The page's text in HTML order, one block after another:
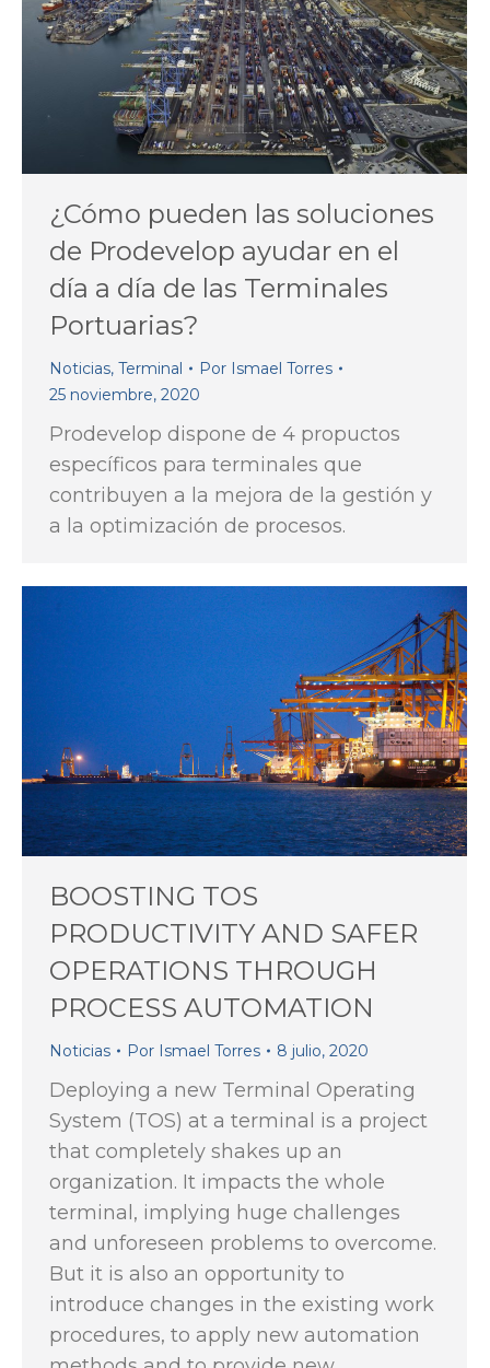
¿Cómo pueden las soluciones
de Prodevelop ayudar en el
día a día de las Terminales
Portuarias?
Noticias, Terminal Por Ismael Torres
25 noviembre, 2020
Prodevelop dispone de 4 propuctos
específicos para terminales que
contribuyen a la mejora de la gestión y
a la optimización de procesos.
BOOSTING TOS
PRODUCTIVITY AND SAFER
OPERATIONS THROUGH
PROCESS AUTOMATION
Noticias Por Ismael Torres 8 julio, 2020
Deploying a new Terminal Operating
System (TOS) at a terminal is a project
that completely shakes up an
organization. It impacts the whole
terminal, implying huge challenges
and unforeseen problems to overcome.
But it is also an opportunity to
introduce changes in the existing work
procedures, to apply new automation